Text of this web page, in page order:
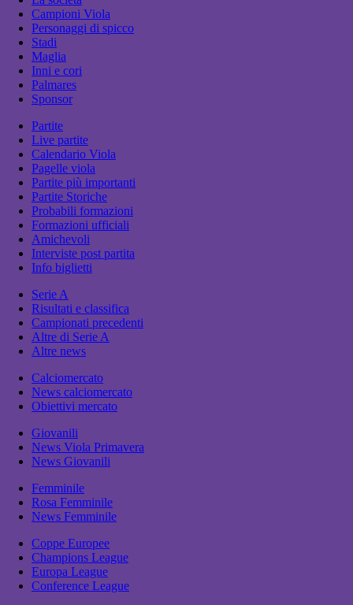
Campioni Viola
Personaggi di spicco
Stadi
Maglia
Inni e cori
Palmares
Sponsor
Partite
Live partite
Calendario Viola
Pagelle viola
Partite più importanti
Partite Storiche
Probabili formazioni
Formazioni ufficiali
Amichevoli
Interviste post partita
Info biglietti
Serie A
Risultati e classifica
Campionati precedenti
Altre di Serie A
Altre news
Calciomercato
News calciomercato
Obiettivi mercato
Giovanili
News Viola Primavera
News Giovanili
Femminile
Rosa Femminile
News Femminile
Coppe Europee
Champions League
Europa League
Conference League